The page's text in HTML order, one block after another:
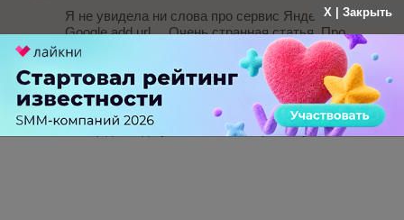
Я не увидела ни слова про сервис Яндекса и
Google add url.....Очень странная статья. Про
социальные сети, в частности, про Twitter - да,
действительно, карта сайта - да....но остальное
морально устарело...Размещать у себя на
странице рекламу Яндекс Директ, если я не
зарабатываю на сайте, как на рекламной
площадке....да у меня клиенты разбегутся...
X | Закрыть